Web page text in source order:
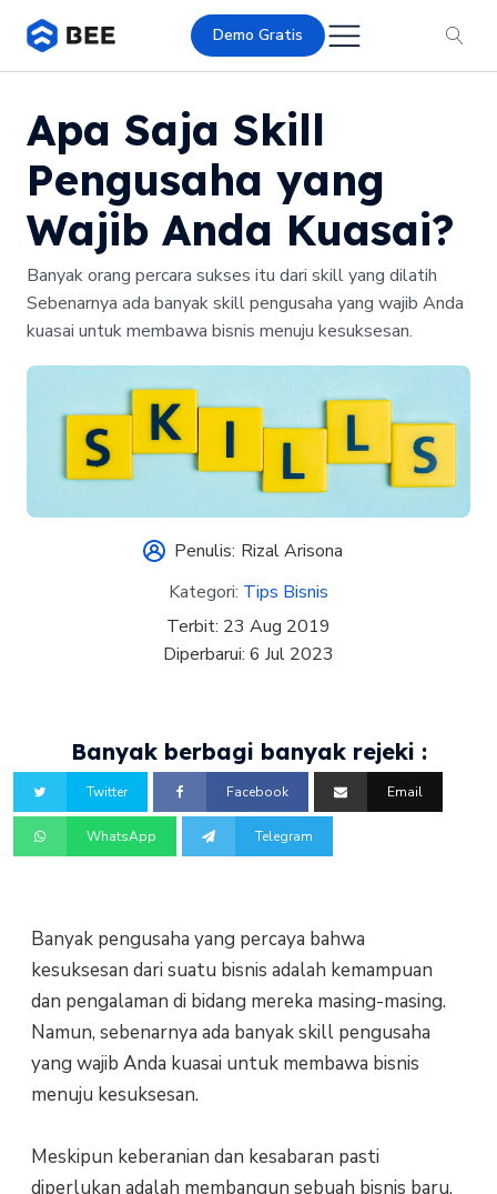
Demo Gratis
Apa Saja Skill
Pengusaha yang
Wajib Anda Kuasai?
Banyak orang percara sukses itu dari skill yang dilatih
Sebenarnya ada banyak skill pengusaha yang wajib Anda
kuasai untuk membawa bisnis menuju kesuksesan.
Penulis: Rizal Arisona
Kategori: Tips Bisnis
Terbit: 23 Aug 2019
Diperbarui: 6 Jul 2023
Banyak berbagi banyak rejeki :
Twitter Facebook Email
WhatsApp Telegram
Banyak pengusaha yang percaya bahwa
kesuksesan dari suatu bisnis adalah kemampuan
dan pengalaman di bidang mereka masing-masing.
Namun, sebenarnya ada banyak skill pengusaha
yang wajib Anda kuasai untuk membawa bisnis
menuju kesuksesan.
Meskipun keberanian dan kesabaran pasti
diperlukan adalah membangun sebuah bisnis baru,